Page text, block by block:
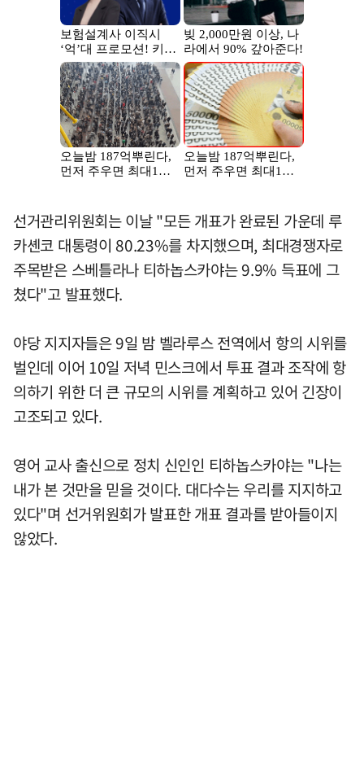
선거관리위원회는 이날 "모든 개표가 완료된 가운데 루
카셴코 대통령이 80.23%를 차지했으며, 최대경쟁자로
주목받은 스베틀라나 티하놉스카야는 9.9% 득표에 그
쳤다"고 발표했다.
야당 지지자들은 9일 밤 벨라루스 전역에서 항의 시위를
벌인데 이어 10일 저녁 민스크에서 투표 결과 조작에 항
의하기 위한 더 큰 규모의 시위를 계획하고 있어 긴장이
고조되고 있다.
영어 교사 출신으로 정치 신인인 티하놉스카야는 "나는
내가 본 것만을 믿을 것이다. 대다수는 우리를 지지하고
있다"며 선거위원회가 발표한 개표 결과를 받아들이지
않았다.